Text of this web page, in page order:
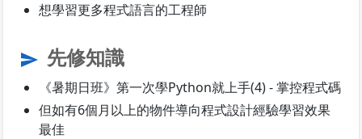
想學習更多程式語言的工程師
send 先修知識
《暑期日班》第一次學Python就上手(4) - 掌控程式碼
但如有6個月以上的物件導向程式設計經驗學習效果
最佳